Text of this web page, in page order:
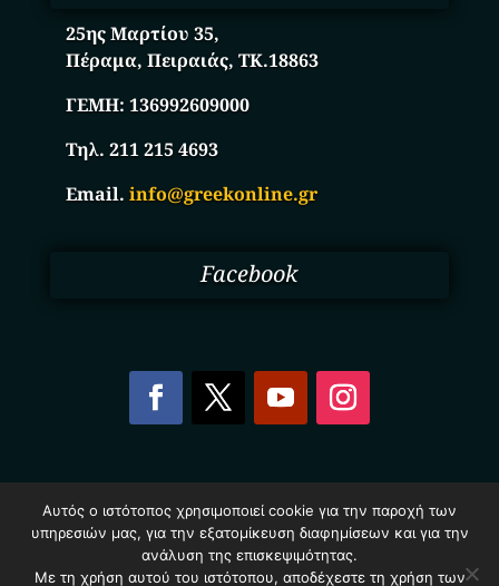
25ης Μαρτίου 35,
Πέραμα, Πειραιάς, ΤΚ.18863
ΓΕΜΗ:136992609000
Τηλ. 211 215 4693
Email.info@greekonline.gr
Facebook
Επιχειρήσεων Ελλάδας – Greekonline.gr. All Rights
Reserved.
Όροι & Προυποθέσεις–Προστασία Προσωπικών
Δεδομένων–Πολιτική Cookies
Αυτός ο ιστότοπος χρησιμοποιεί cookie για την παροχή των
υπηρεσιών μας, για την εξατομίκευση διαφημίσεων και για την
ανάλυση της επισκεψιμότητας.
Με τη χρήση αυτού του ιστότοπου, αποδέχεστε τη χρήση των